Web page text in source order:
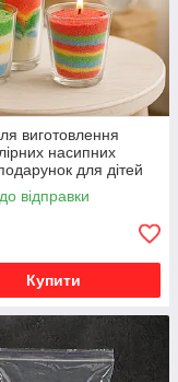
виготовлення
насипних
для дітей
відправки
Купити